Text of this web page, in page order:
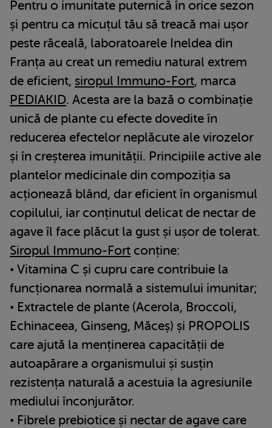
Pentru o imunitate puternică în orice sezon
și pentru ca micuțul tău să treacă mai ușor
peste răceală, laboratoarele Ineldea din
Franța au creat un remediu natural extrem
de eficient, siropul Immuno-Fort, marca
PEDIAKID. Acesta are la bază o combinație
unică de plante cu efecte dovedite în
reducerea efectelor neplăcute ale virozelor
și în creșterea imunității. Principiile active ale
plantelor medicinale din compoziția sa
acționează blând, dar eficient în organismul
copilului, iar conținutul delicat de nectar de
agave îl face plăcut la gust și ușor de tolerat.
Siropul Immuno-Fort conține:
• Vitamina C și cupru care contribuie la
funcționarea normală a sistemului imunitar;
• Extractele de plante (Acerola, Broccoli,
Echinaceea, Ginseng, Măceș) și PROPOLIS
care ajută la menținerea capacității de
autoapărare a organismului și susțin
rezistența naturală a acestuia la agresiunile
mediului înconjurător.
• Fibrele prebiotice și nectar de agave care